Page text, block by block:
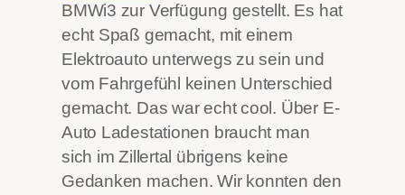
BMWi3 zur Verfügung gestellt. Es hat
echt Spaß gemacht, mit einem
Elektroauto unterwegs zu sein und
vom Fahrgefühl keinen Unterschied
gemacht. Das war echt cool. Über E-
Auto Ladestationen braucht man
sich im Zillertal übrigens keine
Gedanken machen. Wir konnten den